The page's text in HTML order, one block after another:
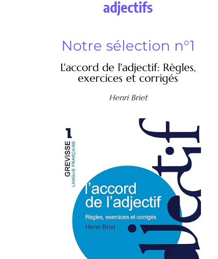
adjectifs
Notre sélection n°1
L'accord de l'adjectif: Règles,
exercices et corrigés
Henri Briet